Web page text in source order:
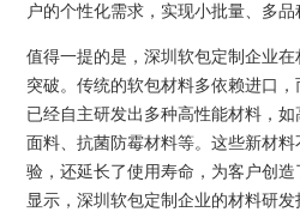
户的个性化需求，实现小批量、多品
值得一提的是，深圳软包定制企业
突破。传统的软包材料多依赖进口
已经自主研发出多种高性能材料，
面料、抗菌防霉材料等。这些新材
验，还延长了使用寿命，为客户创
显示，深圳软包定制企业的材料研